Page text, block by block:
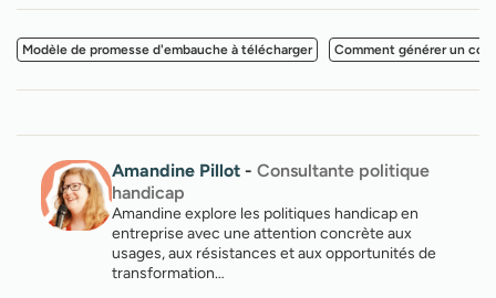
Modèle de promesse d'embauche à télécharger Comment générer un
Amandine Pillot - Consultante politique
handicap
Amandine explore les politiques handicap en
entreprise avec une attention concrète aux
usages, aux résistances et aux opportunités de
transformation…